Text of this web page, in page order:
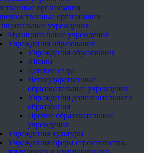
организации
организации
учреждения
Муниципальные учреждения
Учреждения образования
Учреждения образования
Школы
Детские сады
Негосударственные
образовательные учреждения
Учреждения дополнительного
образования
Прочие образовательные
учреждения
Учреждения культуры
Учреждения сферы строительства,